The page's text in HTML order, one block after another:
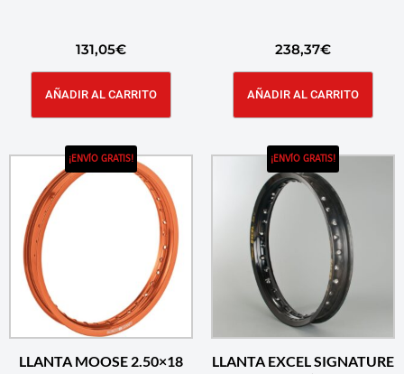
131,05€
AÑADIR AL CARRITO
238,37€
AÑADIR AL CARRITO
¡ENVÍO GRATIS!
LLANTA MOOSE 2.50×18
¡ENVÍO GRATIS!
LLANTA EXCEL SIGNATURE